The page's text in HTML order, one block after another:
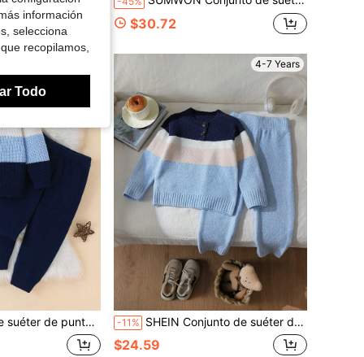
$30.72
lindo y elegante, bloques de color azul y blanco, atuendos para vacaciones y regreso a la escuela
4-7 Years
-11% SHEIN Conjunto de suéter de punto para niño joven otoño/invierno con cuello vuelto, diseño lindo a rayas azul y blanco, ropa de vuelta a la escuela de manga larga otoño/invierno
$24.59
información
selecciona
recopilamos,
Todo